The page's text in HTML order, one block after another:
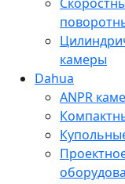
камеры
Dahua
ANPR